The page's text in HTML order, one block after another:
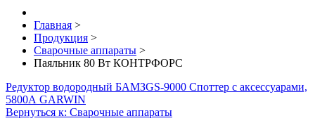
Главная >
Продукция >
Сварочные аппараты >
Паяльник 80 Вт КОНТРФОРС
Редуктор водородный БАМЗGS-9000 Споттер с аксессуарами,
5800А GARWIN
Вернуться к: Сварочные аппараты